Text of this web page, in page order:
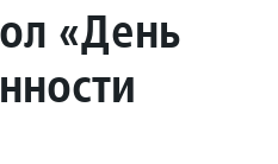
«День